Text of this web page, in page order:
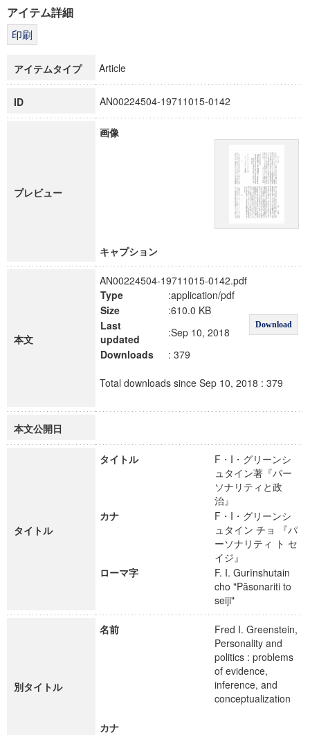
科学研究費補助金研究成果報告書
博士課程教育リーディングプログラム「超成熟社会発展のサ
アイテム詳細
アイテムタイプ Article
ID AN00224504-19711015-0142
プレビュー
画像
キャプション
本文
AN00224504-19711015-0142.pdf
Type
:application/pdf
Download
Size
:610.0 KB
Last
updated
:Sep 10, 2018
Downloads
: 379
Total downloads since Sep 10, 2018 : 379
本文公開日
タイトル
タイトル
F・I・グリーンシ
ュタイン著『パー
ソナリティと政
治』
カナ
F・I・グリーンシ
ュタイン チョ 『パ
ーソナリティ ト セ
イジ』
ローマ字
F. I. Gurīnshutain
cho "Pāsonariti to
seiji"
別タイトル
名前
Fred I. Greenstein,
Personality and
politics : problems
of evidence,
inference, and
conceptualization
カナ